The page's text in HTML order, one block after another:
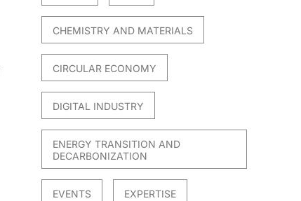
CHEMISTRY AND MATERIALS
CIRCULAR ECONOMY
DIGITAL INDUSTRY
ENERGY TRANSITION AND
DECARBONIZATION
EVENTS EXPERTISE